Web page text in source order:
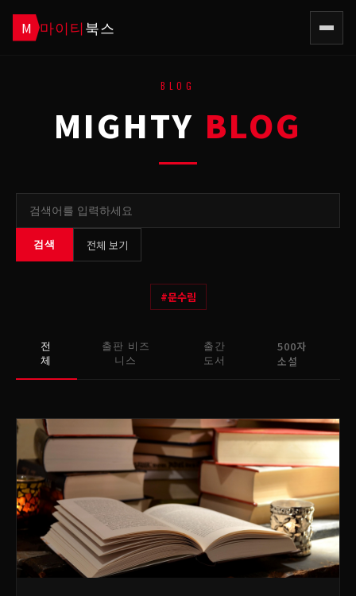
M 마이티북스
BLOG
MIGHTY BLOG
검색 전체 보기
#문수림
전
체
출판 비즈
니스
출간
도서
500자
소설